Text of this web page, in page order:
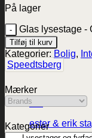
Vis
ester & erik
På lager
Glas lysestage -
Tilføj til kurv
Kategorier: Bolig,
Speedtsberg
Mærker
Kategorier